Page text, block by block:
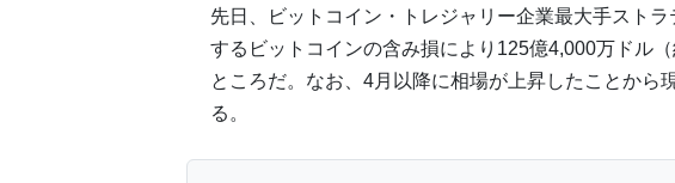
先日、ビットコイン・トレジャリー企業最大手スト
するビットコインの含み損により125億4,000万ドル
ところだ。なお、4月以降に相場が上昇したことから
る。